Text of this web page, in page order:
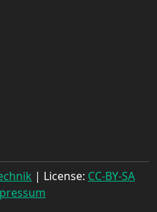
| License: CC-BY-SA